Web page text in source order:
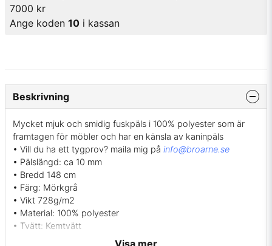
7000 kr
Ange koden 10 i kassan
Beskrivning
Mycket mjuk och smidig fuskpäls i 100% polyester som är
framtagen för möbler och har en känsla av kaninpäls
• Vill du ha ett tygprov? maila mig på info@broarne.se
• Pälslängd: ca 10 mm
• Bredd 148 cm
• Färg: Mörkgrå
• Vikt 728g/m2
• Material: 100% polyester
• Tvätt: Kemtvätt
(ISO 12947-2)
Visa mer